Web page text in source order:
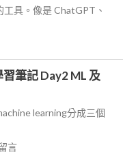
具。像是 ChatGPT、
筆記 Day2 ML 及
learning分成三個
言